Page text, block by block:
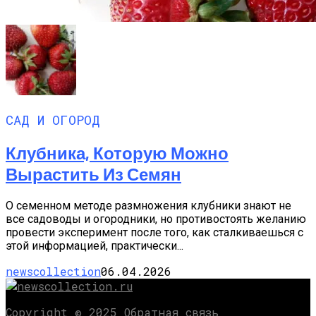
САД И ОГОРОД
Клубника, Которую Можно
Вырастить Из Семян
О семенном методе размножения клубники знают не
все садоводы и огородники, но противостоять желанию
провести эксперимент после того, как сталкиваешься с
этой информацией, практически...
newscollection06.04.2026
Copyright © 2025 Обратная связь